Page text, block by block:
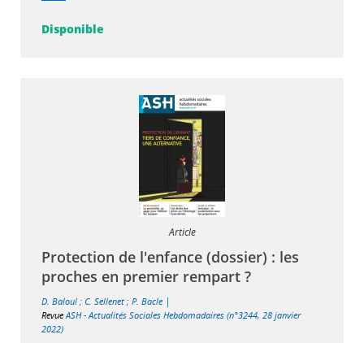
Disponible
Article
Protection de l'enfance (dossier) : les
proches en premier rempart ?
D. Baloul ; C. Sellenet ; P. Bacle |
RevueASH - Actualités Sociales Hebdomadaires (n°3244, 28 janvier
2022)